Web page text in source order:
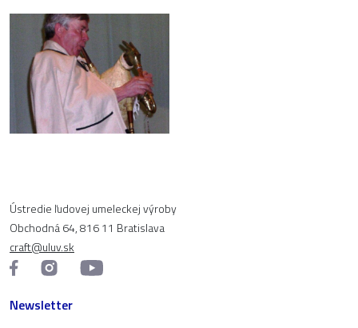
Ústredie ľudovej umeleckej výroby
Obchodná 64, 816 11 Bratislava
craft@uluv.sk
Newsletter